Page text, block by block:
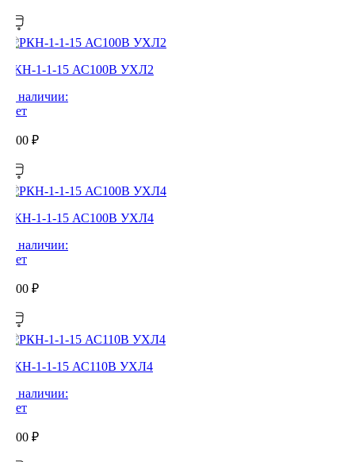
РКН-1-1-15 АС100В УХЛ2
В наличии:
Нет
0,00 ₽
РКН-1-1-15 АС100В УХЛ4
В наличии:
Нет
0,00 ₽
РКН-1-1-15 АС110В УХЛ4
В наличии:
Нет
0,00 ₽